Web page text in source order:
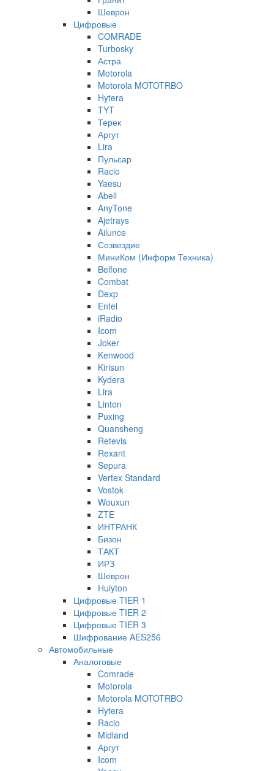
Шеврон
Цифровые
COMRADE
Turbosky
Астра
Motorola
Motorola MOTOTRBO
Hytera
TYT
Терек
Аргут
Lira
Пульсар
Racio
Yaesu
Abell
AnyTone
Ajetrays
Ailunce
Созвездие
МиниКом (Информ Техника)
Belfone
Combat
Dexp
Entel
iRadio
Icom
Joker
Kenwood
Kirisun
Kydera
Lira
Linton
Puxing
Quansheng
Retevis
Rexant
Sepura
Vertex Standard
Vostok
Wouxun
ZTE
ИНТРАНК
Бизон
ТАКТ
ИРЗ
Шеврон
Huiyton
Цифровые TIER 1
Цифровые TIER 2
Цифровые TIER 3
Шифрование AES256
Автомобильные
Аналоговые
Comrade
Motorola
Motorola MOTOTRBO
Hytera
Racio
Midland
Аргут
Icom